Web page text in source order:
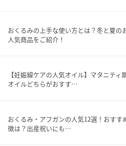
おくるみの上手な使い方とは？冬と夏の
人気商品をご紹介！
【妊娠線ケアの人気オイル】マタニティ
オイルどちらがおすす…
おくるみ・アフガンの人気12選！おすす
徴は？出産祝いにも…